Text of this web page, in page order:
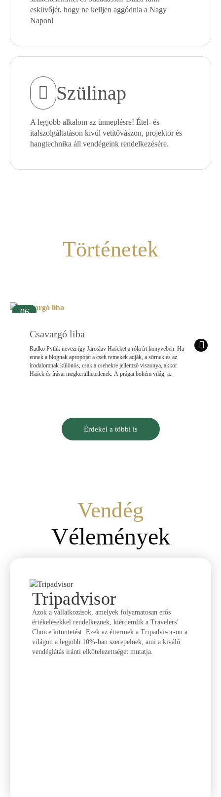
esküvőjét, hogy ne kelljen aggódnia a Nagy
Napon!
Szülinap
A legjobb alkalom az ünneplésre! Étel- és
italszolgáltatáson kívül vetítővászon, projektor és
hangtechnika áll vendégeink rendelkezésére.
Történetek
06
Csavargó liba
Radko Pytlik nevezi így Jaroslav Hašeket a róla írt könyvében. Ha
ennek a blognak apropóját a cseh remekek adják, a sörnek és az
irodalomnak különös, csak a csehekre jellemző viszonya, akkor
Hašek és írásai megkerülhetetlenek. A prágai bohém világ, a..
Érdekel a többi is
Vendég
Vélemények
Tripadvisor
Azok a vállalkozások, amelyek folyamatosan erős
értékelésekkel rendelkeznek, kiérdemlik a Travelers’
Choice kitüntetést. Ezek az éttermek a Tripadvisor-on a
világon a legjobb 10%-ban szerepelnek, ami a kiváló
vendéglátás iránti elkötelezettséget mutatja.